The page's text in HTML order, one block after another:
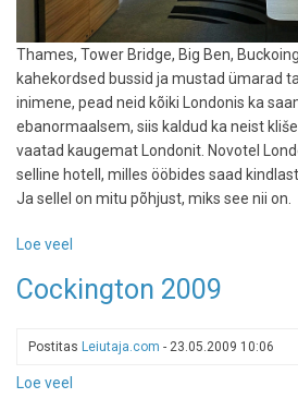
Thames, Tower Bridge, Big Ben,
kahekordsed bussid ja mustad ümarad
inimene, pead neid kõiki Londonis ka
ebanormaalsem, siis kaldud ka neist
vaatad kaugemat Londonit. Novotel
selline hotell, milles ööbides saad
Ja sellel on mitu põhjust, miks see nii on.
Loe veel
Thames,
pistikud,
Cockington 2009
Postitas Leiutaja.com - 23.05.2009 10:06
Loe veel